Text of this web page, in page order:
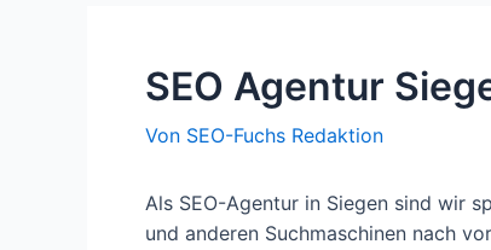
SEO Agentur
Von SEO-Fuchs Redaktion
Als SEO-Agentur in Siegen sind wir
und anderen Suchmaschinen nach